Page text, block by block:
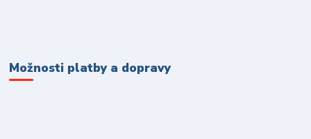
Možnosti platby a dopravy